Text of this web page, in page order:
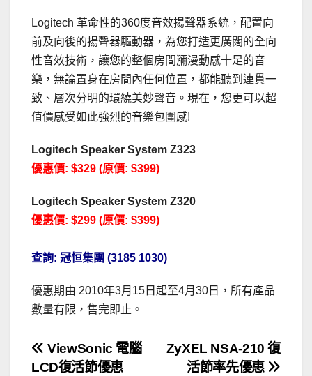
Logitech 革命性的360度音效揚聲器系統，配置向
前及向後的揚聲器驅動器，為您打造更廣闊的全向
性音效技術，讓您的整個房間瀰漫動感十足的音
樂，無論置身在房間內任何位置，都能聽到連貫一
致、層次分明的環繞美妙聲音。現在，您更可以超
值價感受如此強烈的音樂包圍感!
Logitech Speaker System Z323
優惠價: $329 (原價: $399)
Logitech Speaker System Z320
優惠價: $299 (原價: $399)
查詢: 冠恒集團 (3185 1030)
優惠期由 2010年3月15日起至4月30日，所有產品
數量有限，售完即止。
文
ZyXEL NSA-210 復
活節率先優惠
ViewSonic 電腦
LCD復活節優惠